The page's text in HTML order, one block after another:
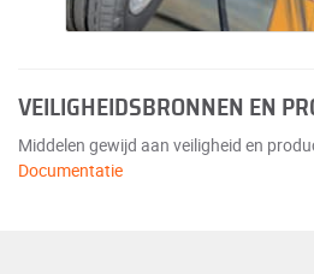
VEILIGHEIDSBRONNEN EN
Middelen gewijd aan veiligheid en
Documentatie